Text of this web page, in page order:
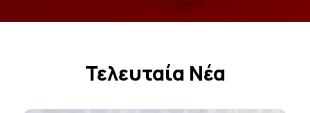
Τελευταία Νέα